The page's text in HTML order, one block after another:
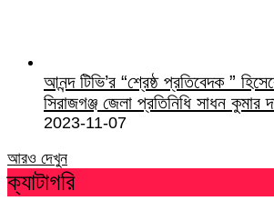
আনন্দ টিভি’র “শ্রেষ্ঠ প্রতিবেদক ”
সিরাজগঞ্জ জেলা প্রতিনিধি সাধন কুমার
2023-11-07
আরও দেখুন
ক্যাটাগরি